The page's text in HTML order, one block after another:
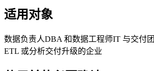
适用对象
数据负责人DBA 和数据工程师IT 与交付
ETL 或分析交付升级的企业